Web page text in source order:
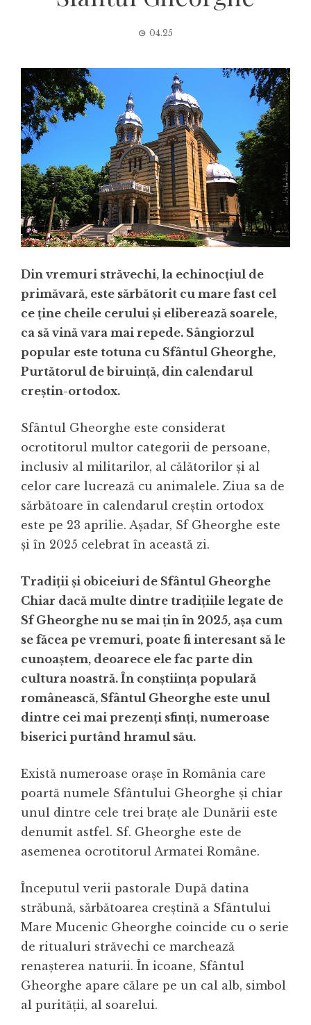
04.25
Din vremuri străvechi, la echinocțiul de
primăvară, este sărbătorit cu mare fast cel
ce ține cheile cerului și eliberează soarele,
ca să vină vara mai repede. Sângiorzul
popular este totuna cu Sfântul Gheorghe,
Purtătorul de biruință, din calendarul
creștin-ortodox.
Sfântul Gheorghe este considerat
ocrotitorul multor categorii de persoane,
inclusiv al militarilor, al călătorilor și al
celor care lucrează cu animalele. Ziua sa de
sărbătoare în calendarul creștin ortodox
este pe 23 aprilie. Așadar, Sf Gheorghe este
și în 2025 celebrat în această zi.
Tradiții și obiceiuri de Sfântul Gheorghe
Chiar dacă multe dintre tradițiile legate de
Sf Gheorghe nu se mai țin în 2025, așa cum
se făcea pe vremuri, poate fi interesant să le
cunoaștem, deoarece ele fac parte din
cultura noastră. În conştiinţa populară
românească, Sfântul Gheorghe este unul
dintre cei mai prezenţi sfinţi, numeroase
biserici purtând hramul său.
Există numeroase oraşe în România care
poartă numele Sfântului Gheorghe şi chiar
unul dintre cele trei braţe ale Dunării este
denumit astfel. Sf. Gheorghe este de
asemenea ocrotitorul Armatei Române.
Începutul verii pastorale După datina
străbună, sărbătoarea creștină a Sfântului
Mare Mucenic Gheorghe coincide cu o serie
de ritualuri străvechi ce marchează
renașterea naturii. În icoane, Sfântul
Gheorghe apare călare pe un cal alb, simbol
al purității, al soarelui.